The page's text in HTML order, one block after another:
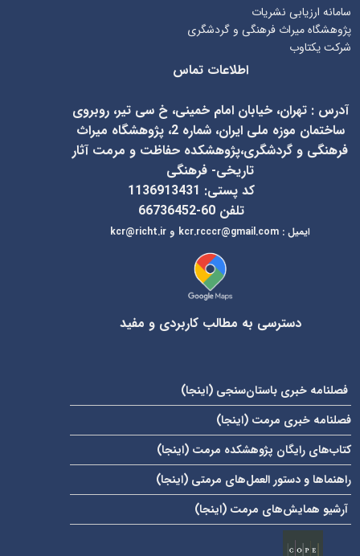
سامانه ارزیابی نشریات
پژوهشگاه میراث فرهنگی و گردشگری
شرکت یکتاوب
اطلاعات تماس
آدرس : تهران، خیابان امام خمینی، خ سی تیر، روبروی
ساختمان موزه ملی ایران، شماره 2، پژوهشگاه میراث
فرهنگی و گردشگری،پژوهشکده حفاظت و مرمت آثار
تاریخی- فرهنگی
کد پستی: 1136913431
تلفن 60-66736452
ایمیل:
kcr@richt.ir و kcr.rcccr@gmail.com
دسترسی به مطالب کاربردی و مفید
فصلنامه خبری باستان‌سنجی ( اینجا)
فصلنامه خبری مرمت ( اینجا)
کتاب‌های رایگان پژوهشکده مرمت ( اینجا)
راهنماها و دستور العمل‌های مرمتی ( اینجا)
آرشیو همایش‌های مرمت ( اینجا)